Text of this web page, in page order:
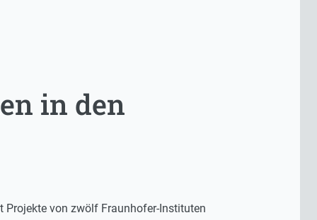
in den
Projekte von zwölf Fraunhofer-Instituten